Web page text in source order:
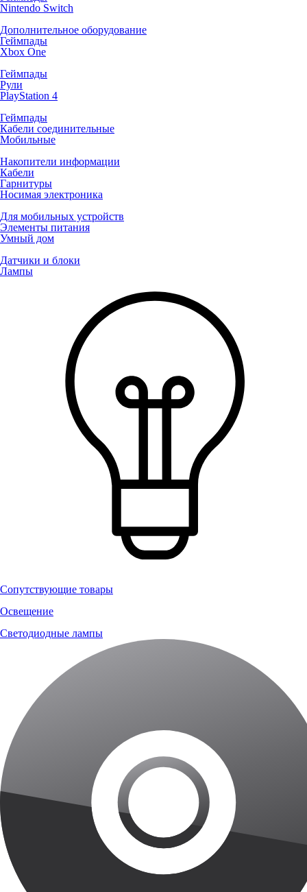
Nintendo Switch
Дополнительное оборудование
Геймпады
Xbox One
Геймпады
Рули
PlayStation 4
Геймпады
Кабели соединительные
Мобильные
Накопители информации
Кабели
Гарнитуры
Носимая электроника
Для мобильных устройств
Элементы питания
Умный дом
Датчики и блоки
Лампы
Сопутствующие товары
Освещение
Светодиодные лампы